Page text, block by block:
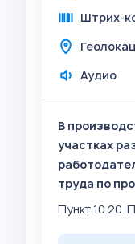
Штрих-
Аудио
В
участках
труда по
Пункт 10.20.